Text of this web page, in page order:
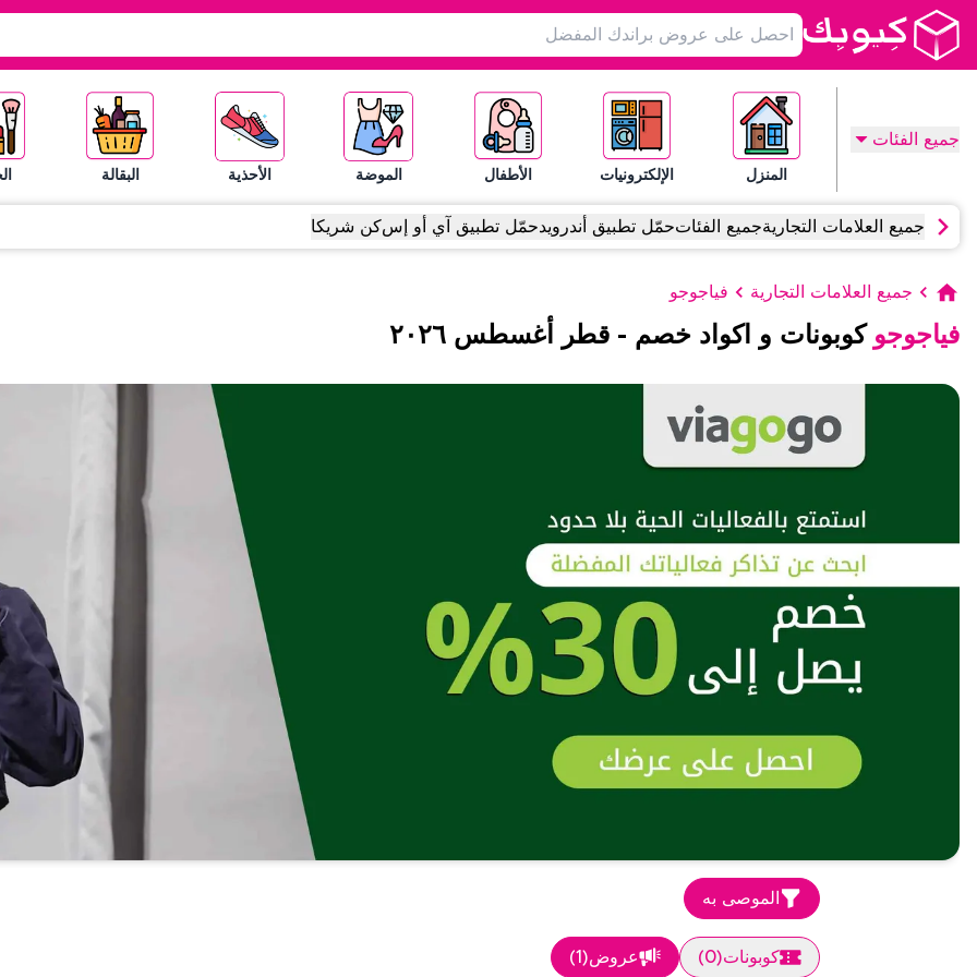
جميع الفئات
المنزل الإلكترونيات الأطفال الموضة الأحذية البقالة
جميع العلامات التجاريةجميع الفئاتحمّل تطبيق أندرويدحمّل تطبيق آي أو إسكن شريكا
جميع العلامات التجارية فياجوجو
فياجوجو كوبونات و اكواد خصم - قطر أغسطس ٢٠٢٦
الموصى به
كوبونات(
0
) عروض(
1
)